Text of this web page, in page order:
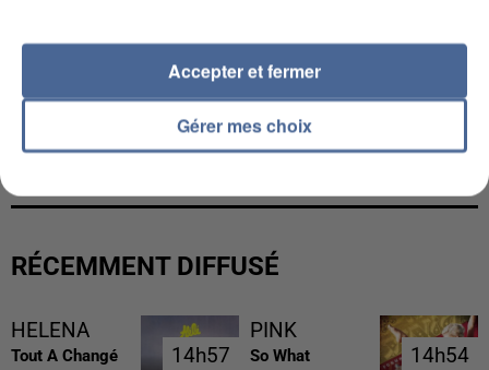
L’UN DES FONDATEURS SUPPOSÉS DE LA DZ
MAFIA INTERPELLÉ EN ALGÉRIE
RÉCEMMENT DIFFUSÉ
HELENA
Tout A Changé 14h57
14h57
PINK
So What 14h54
14h54
Gérer mes choix
Accepter et fermer